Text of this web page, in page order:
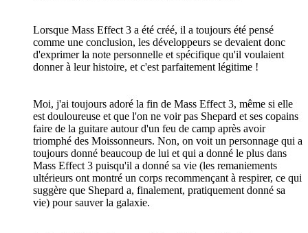
Lorsque Mass Effect 3 a été créé, il a toujours été pensé
comme une conclusion, les développeurs se devaient donc
d'exprimer la note personnelle et spécifique qu'il voulaient
donner à leur histoire, et c'est parfaitement légitime !
Moi, j'ai toujours adoré la fin de Mass Effect 3, même si elle
est douloureuse et que l'on ne voir pas Shepard et ses copains
faire de la guitare autour d'un feu de camp après avoir
triomphé des Moissonneurs. Non, on voit un personnage qui a
toujours donné beaucoup de lui et qui a donné le plus dans
Mass Effect 3 puisqu'il a donné sa vie (les remaniements
ultérieurs ont montré un corps recommençant à respirer, ce qui
suggère que Shepard a, finalement, pratiquement donné sa
vie) pour sauver la galaxie.